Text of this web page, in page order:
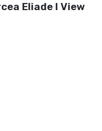
Eliade I View